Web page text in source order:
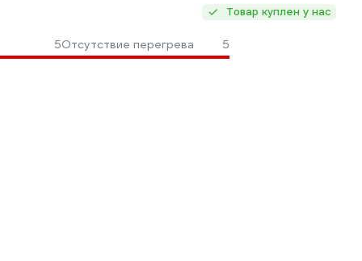
Товар куплен у нас
5Отсутствие перегрева 5